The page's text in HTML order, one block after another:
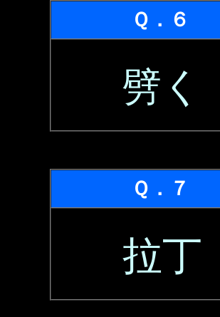
Ｑ．６
劈く
Ｑ．７
拉丁